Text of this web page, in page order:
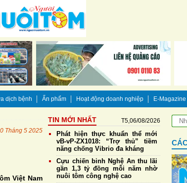
dịch bệnh Ấn phẩm Hoạt động doanh nghiệp E-Magazine
Tháng 5 2025
Việt Nam
TIN MỚI NHẤT T5,06/08/2026
Phát hiện thực khuẩn thể mới
vB-vP-ZX1018: “Trợ thủ” tiềm
năng chống Vibrio đa kháng
Cựu chiến binh Nghệ An thu lãi
gần 1,3 tỷ đồng mỗi năm nhờ
nuôi tôm công nghệ cao